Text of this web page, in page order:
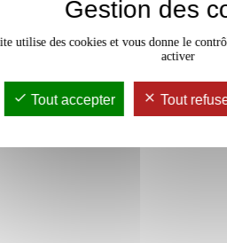
Gestion des
utilise des cookies et vous donne le
activer
Tout accepter Tout